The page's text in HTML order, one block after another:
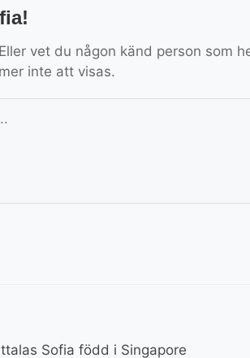
vet du någon känd person som
inte att visas.
Sofia född i Singapore